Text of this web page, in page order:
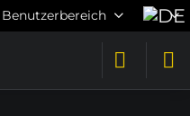
Benutzerbereich